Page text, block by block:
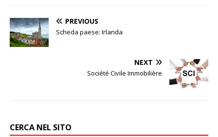
PREVIOUS
Scheda paese: Irlanda
NEXT
Société Civile Immobilière
CERCA NEL SITO